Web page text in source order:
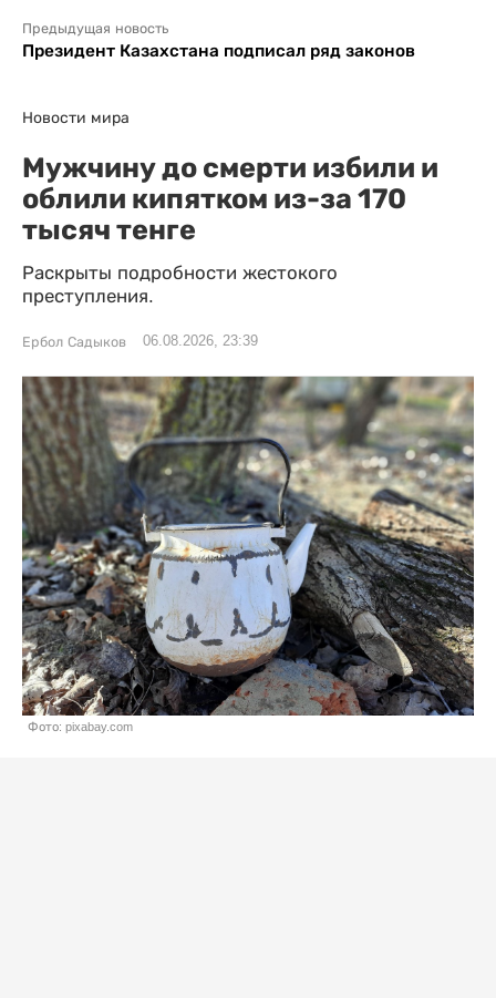
Предыдущая новость
Президент Казахстана подписал ряд законов
Новости мира
Мужчину до смерти избили и
облили кипятком из-за 170
тысяч тенге
Раскрыты подробности жестокого
преступления.
Ербол Садыков 06.08.2026, 23:39
Фото: pixabay.com